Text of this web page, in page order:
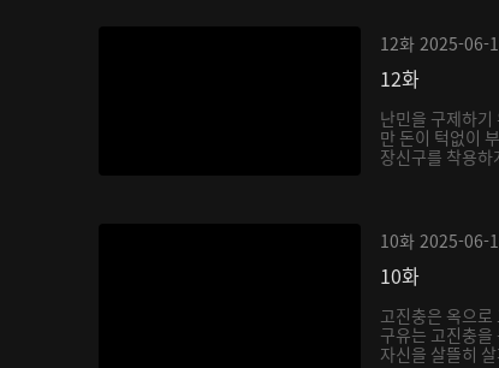
12화 2025-06-
12화
난민을 구제하기
만 돈이 턱없이
장신구를 착용
10화 2025-06-
10화
고진충은 옥으
구유는 고진충
자신을 살뜰히